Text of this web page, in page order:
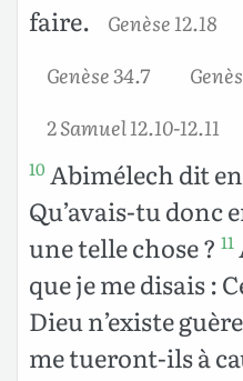
faire.
Genèse 12.18
Genèse 34.7
2 Samuel 12.10-12.11
10 Abimélech dit
Qu’avais-tu donc
une telle chose ? 11
que je me disais :
Dieu n’existe
me tueront-ils à